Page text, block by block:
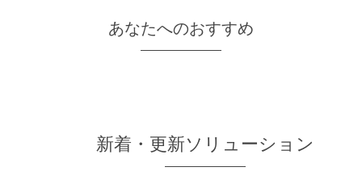
あなたへのおすすめ
新着・更新ソリューション